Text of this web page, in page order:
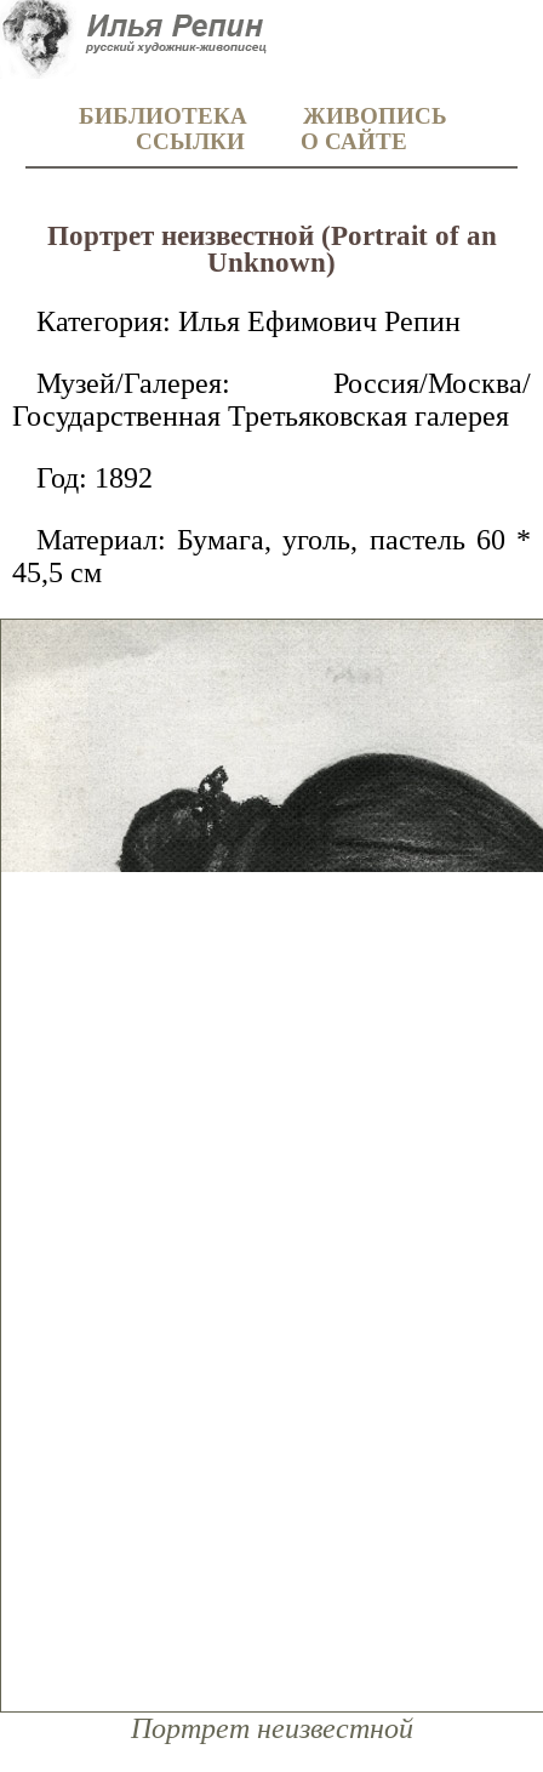
БИБЛИОТЕКА
ЖИВОПИСЬ
ССЫЛКИ
О САЙТЕ
Портрет неизвестной (Portrait of an
Unknown)
Категория: Илья Ефимович Репин
Музей/Галерея: Россия/Москва/
Государственная Третьяковская галерея
Год: 1892
Материал: Бумага, уголь, пастель 60 *
45,5 см
Портрет неизвестной